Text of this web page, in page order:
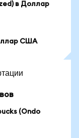
в Доллар
США
(Ondo